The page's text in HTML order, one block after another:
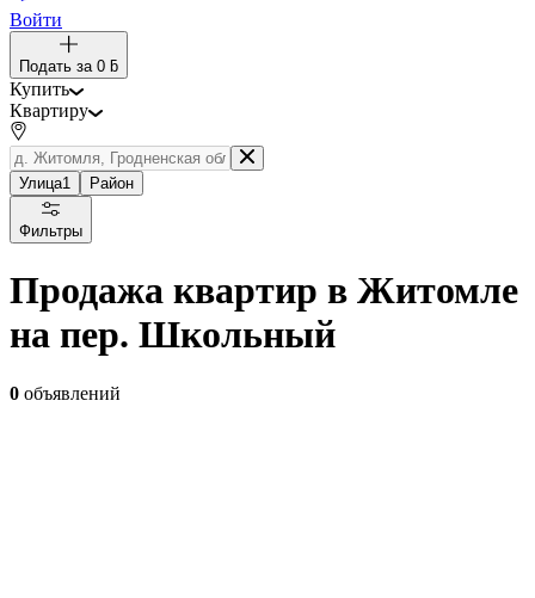
Войти
Подать за 0 ƃ
Купить
Квартиру
Улица1 Район
Фильтры
Продажа квартир в Житомле
на пер. Школьный
0 объявлений